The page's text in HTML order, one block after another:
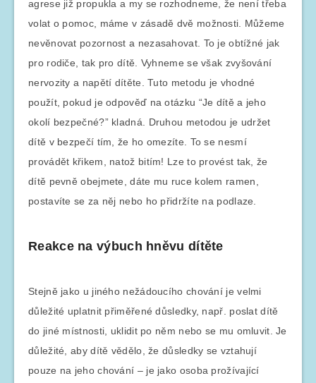
agrese již propukla a my se rozhodneme, že není třeba
volat o pomoc, máme v zásadě dvě možnosti. Můžeme
nevěnovat pozornost a nezasahovat. To je obtížné jak
pro rodiče, tak pro dítě. Vyhneme se však zvyšování
nervozity a napětí dítěte. Tuto metodu je vhodné
použít, pokud je odpověď na otázku “Je dítě a jeho
okolí bezpečné?” kladná. Druhou metodou je udržet
dítě v bezpečí tím, že ho omezíte. To se nesmí
provádět křikem, natož bitím! Lze to provést tak, že
dítě pevně obejmete, dáte mu ruce kolem ramen,
postavíte se za něj nebo ho přidržíte na podlaze.
Reakce na výbuch hněvu dítěte
Stejně jako u jiného nežádoucího chování je velmi
důležité uplatnit přiměřené důsledky, např. poslat dítě
do jiné místnosti, uklidit po něm nebo se mu omluvit. Je
důležité, aby dítě vědělo, že důsledky se vztahují
pouze na jeho chování – je jako osoba prožívající